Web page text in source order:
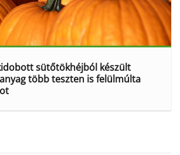
sütőtökhéjból készült
több teszten is felülmúlta